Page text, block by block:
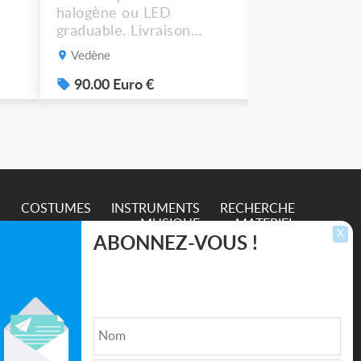
halogène ou LED
graduable. Livraison
possible. 90€ le lot de 4.
Vedène
90.00 Euro €
COSTUMES
INSTRUMENTS
MUSIQUE
RECHERCHE
MATERIEL
et de l'Entertainment
X
ABONNEZ-VOUS !